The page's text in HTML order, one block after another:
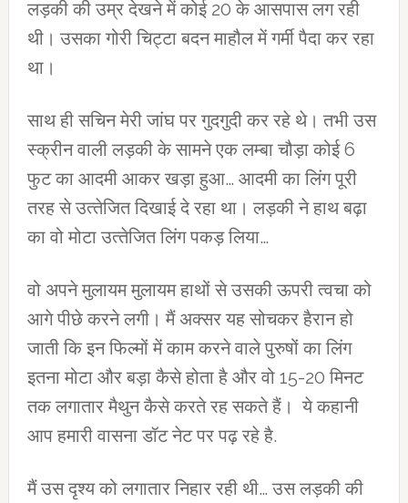
लड़की की उम्र देखने में कोई 20 के आसपास लग रही
थी। उसका गोरी चिट्टा बदन माहौल में गर्मी पैदा कर रहा
था।
साथ ही सचिन मेरी जांघ पर गुदगुदी कर रहे थे। तभी उस
स्‍क्रीन वाली लड़की के सामने एक लम्‍बा चौड़ा कोई 6
फुट का आदमी आकर खड़ा हुआ… आदमी का लिंग पूरी
तरह से उत्‍तेजित दिखाई दे रहा था। लड़की ने हाथ बढ़ा
का वो मोटा उत्‍तेजित लिंग पकड़ लिया…
वो अपने मुलायम मुलायम हाथों से उसकी ऊपरी त्‍वचा को
आगे पीछे करने लगी। मैं अक्‍सर यह सोचकर हैरान हो
जाती कि इन फिल्‍मों में काम करने वाले पुरुषों का लिंग
इतना मोटा और बड़ा कैसे होता है और वो 15-20 मिनट
तक लगातार मैथुन कैसे करते रह सकते हैं। ये कहानी
आप हमारी वासना डॉट नेट पर पढ़ रहे है.
मैं उस दृश्‍य को लगातार निहार रही थी… उस लड़की की